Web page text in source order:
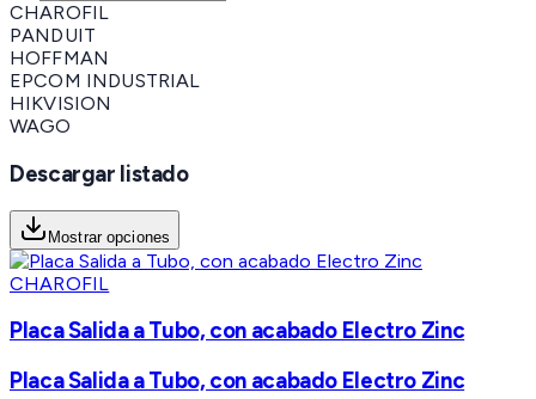
CHAROFIL
PANDUIT
HOFFMAN
EPCOM INDUSTRIAL
HIKVISION
WAGO
Descargar listado
Mostrar opciones
CHAROFIL
Placa Salida a Tubo, con acabado Electro Zinc
Placa Salida a Tubo, con acabado Electro Zinc